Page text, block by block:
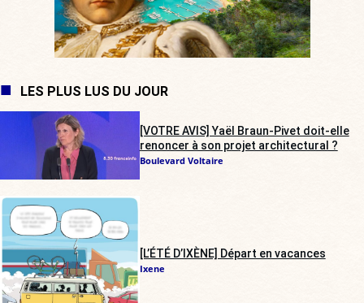
LES PLUS LUS DU JOUR
[VOTRE AVIS] Yaël Braun-Pivet doit-elle
renoncer à son projet architectural ?
Boulevard Voltaire
[L’ÉTÉ D’IXÈNE] Départ en vacances
Ixene